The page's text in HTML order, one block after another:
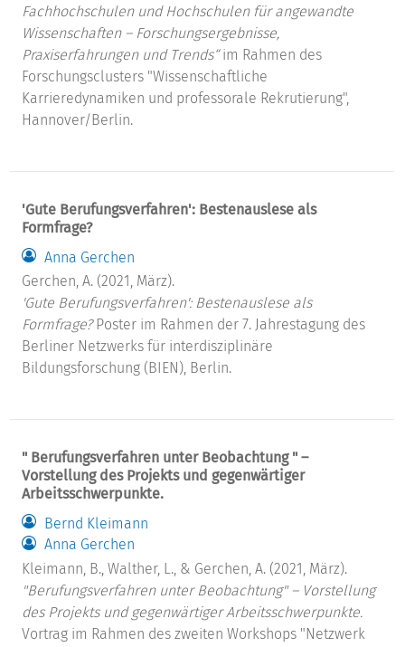
Fachhochschulen und Hochschulen für angewandte
Wissenschaften – Forschungsergebnisse,
Praxiserfahrungen und Trends“im Rahmen des
Forschungsclusters "Wissenschaftliche
Karrieredynamiken und professorale Rekrutierung",
Hannover/Berlin.
'Gute Berufungsverfahren': Bestenauslese als
Formfrage?
Anna Gerchen
Gerchen, A. (2021, März).
'Gute Berufungsverfahren': Bestenauslese als
Formfrage?Poster im Rahmen der 7. Jahrestagung des
Berliner Netzwerks für interdisziplinäre
Bildungsforschung (BIEN), Berlin.
" Berufungsverfahren unter Beobachtung " –
Vorstellung des Projekts und gegenwärtiger
Arbeitsschwerpunkte.
Bernd Kleimann
Anna Gerchen
Kleimann, B., Walther, L., & Gerchen, A. (2021, März).
"Berufungsverfahren unter Beobachtung" – Vorstellung
des Projekts und gegenwärtiger Arbeitsschwerpunkte.
Vortrag im Rahmen des zweiten Workshops "Netzwerk